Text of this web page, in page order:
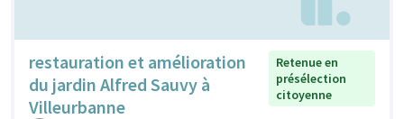
restauration et amélioration
du jardin Alfred Sauvy à
Villeurbanne
Retenue en
présélection
citoyenne